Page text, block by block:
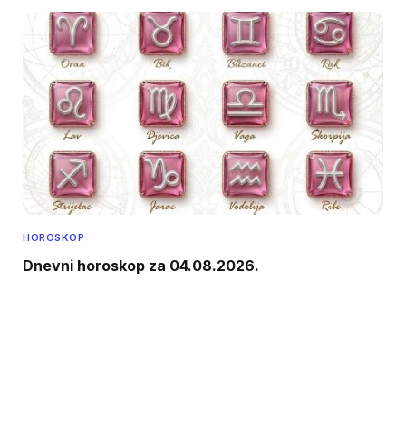
HOROSKOP
Dnevni horoskop za 04.08.2026.